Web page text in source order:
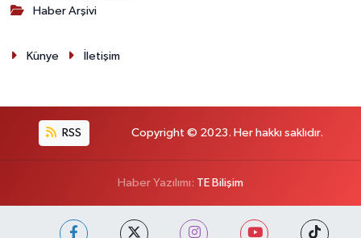
Haber Arşivi
Künye İletişim
RSS Copyright © 2023. Her hakkı saklıdır.
Haber Yazılımı: TE Bilişim